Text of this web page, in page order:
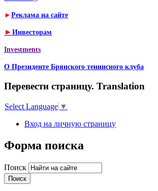
► Реклама на сайте
► Инвесторам
Investments
О Президенте Брянского теннисного клуба
Перевести страницу. Translation
Select Language ▼
Вход на личную страницу
Форма поиска
Поиск